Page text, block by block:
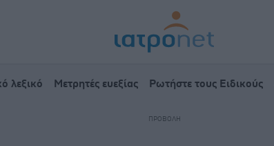
λεξικό Μετρητές ευεξίας Ρωτήστε τους Ειδικούς